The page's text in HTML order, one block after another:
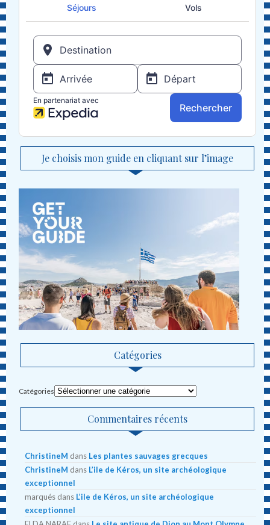
Je choisis mon guide en cliquant sur l’image
Catégories
Catégories
Commentaires récents
ChristineM dans Les plantes sauvages grecques
ChristineM dans L’ile de Kéros, un site archéologique
exceptionnel
marqués dans L’ile de Kéros, un site archéologique
exceptionnel